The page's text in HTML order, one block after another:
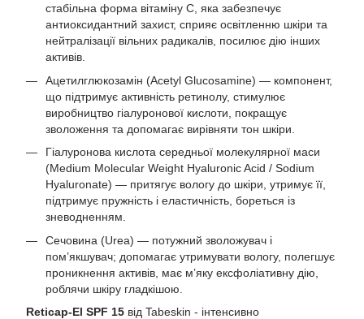
стабільна форма вітаміну C, яка забезпечує
антиоксидантний захист, сприяє освітленню шкіри та
нейтралізації вільних радикалів, посилює дію інших
активів.
Ацетилглюкозамін (Acetyl Glucosamine) — компонент,
що підтримує активність ретинолу, стимулює
виробництво гіалуронової кислоти, покращує
зволоження та допомагає вирівняти тон шкіри.
Гіалуронова кислота середньої молекулярної маси
(Medium Molecular Weight Hyaluronic Acid / Sodium
Hyaluronate) — притягує вологу до шкіри, утримує її,
підтримує пружність і еластичність, бореться із
зневодненням.
Сечовина (Urea) — потужний зволожувач і
пом’якшувач; допомагає утримувати вологу, полегшує
проникнення активів, має м’яку ексфоліативну дію,
роблячи шкіру гладкішою.
Reticap-El SPF 15 від Tabeskin - інтенсивно